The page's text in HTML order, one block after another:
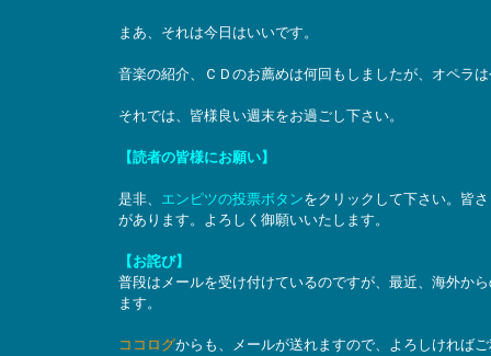
まあ、それは今日はいいです。
音楽の紹介、ＣＤのお薦めは何回もしましたが、オペラ
それでは、皆様良い週末をお過ごし下さい。
【読者の皆様にお願い】
是非、 エンピツの投票ボタンをクリックして下さい。皆
があります。よろしく御願いいたします。
【お詫び】
普段はメールを受け付けているのですが、最近、海外か
ます。
ココログからも、メールが送れますので、よろしければ